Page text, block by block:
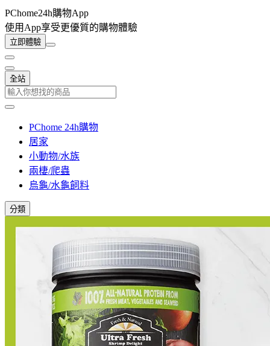
PChome24h購物App
使用App享受更優質的購物體驗
立即體驗
全站
PChome 24h購物
居家
小動物/水族
兩棲/爬蟲
烏龜/水龜飼料
分類